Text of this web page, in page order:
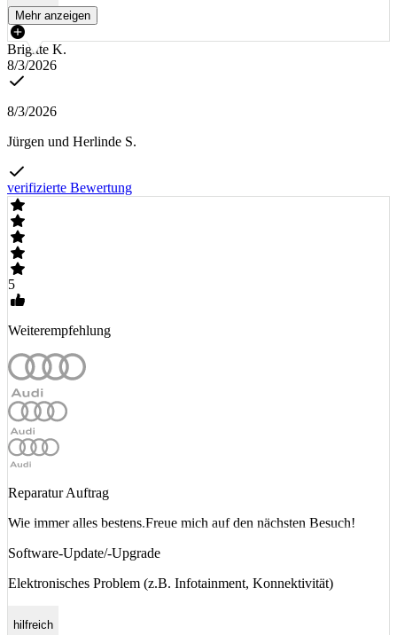
Mehr anzeigen
Brigitte K.
8/3/2026
8/3/2026
Jürgen und Herlinde S.
verifizierte Bewertung
5
Weiterempfehlung
Reparatur Auftrag
Wie immer alles bestens.Freue mich auf den nächsten Besuch!
Software-Update/-Upgrade
Elektronisches Problem (z.B. Infotainment, Konnektivität)
hilfreich